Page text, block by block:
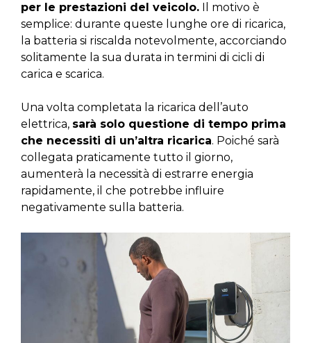
per le prestazioni del veicolo. Il motivo è
semplice: durante queste lunghe ore di ricarica,
la batteria si riscalda notevolmente, accorciando
solitamente la sua durata in termini di cicli di
carica e scarica.
Una volta completata la ricarica dell’auto
elettrica, sarà solo questione di tempo prima
che necessiti di un’altra ricarica. Poiché sarà
collegata praticamente tutto il giorno,
aumenterà la necessità di estrarre energia
rapidamente, il che potrebbe influire
negativamente sulla batteria.